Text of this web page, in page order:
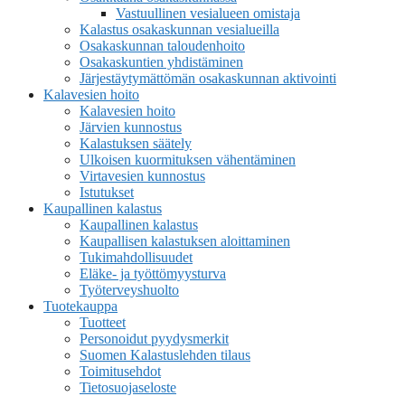
Vastuullinen vesialueen omistaja
Kalastus osakaskunnan vesialueilla
Osakaskunnan taloudenhoito
Osakaskuntien yhdistäminen
Järjestäytymättömän osakaskunnan aktivointi
Kalavesien hoito
Kalavesien hoito
Järvien kunnostus
Kalastuksen säätely
Ulkoisen kuormituksen vähentäminen
Virtavesien kunnostus
Istutukset
Kaupallinen kalastus
Kaupallinen kalastus
Kaupallisen kalastuksen aloittaminen
Tukimahdollisuudet
Eläke- ja työttömyysturva
Työterveyshuolto
Tuotekauppa
Tuotteet
Personoidut pyydysmerkit
Suomen Kalastuslehden tilaus
Toimitusehdot
Tietosuojaseloste